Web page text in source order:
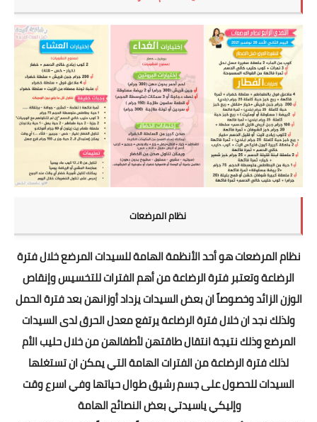
نظام المرضعات
نظام المرضعات هو أحد الأنظمة الهامة للسيدات المرضع خلال فترة
الرضاعة وتعتبر فترة الرضاعة من أهم الفترات للتخسيس وإنقاص
الوزن الزائد وخصوصاً ان بعض السيدات يزداد أوزانهن بعد فترة الحمل
ولذلك نجد ان خلال فترة الرضاعة يرتفع معدل الحرق لدى السيدات
المرضع وذلك نتيجة انتقال طاقتهن لأطفالهن من خلال حليب الأم
لذلك فترة الرضاعة من الفترات الهامة التي يمكن ان تستغلها
السيدات للحصول على جسم رشيق طوال حياتها وفي اسرع وقت
وإليكي ياسيدتي بعض النصائح الهامة